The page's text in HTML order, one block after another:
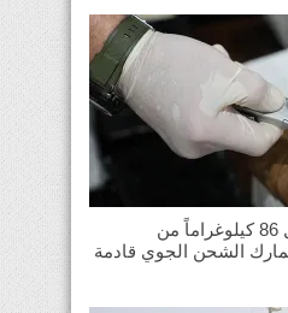
“الجمارك” تحبط إدخال 86 كيلوغراماً من
الشحن الجوي قادمة